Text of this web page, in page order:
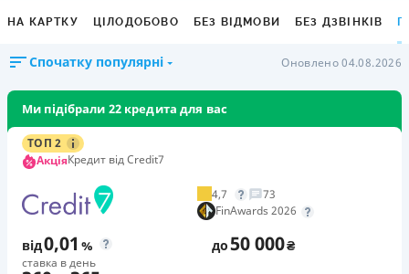
НА КАРТКУ ЦІЛОДОБОВО БЕЗ ВІДМОВИ БЕЗ ДЗВІНКІВ
Спочатку популярні Оновлено 04.08.2026
Ми підібрали 22 кредита для вас
ТОП 2
АкціяКредит від Credit7
4,7
73
FinAwards 2026
від0,01 %
ставка в день
до50 000₴